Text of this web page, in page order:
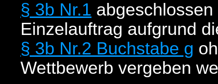
§ 3b Nr.1
Einzelauftrag aufgrund
§ 3b Nr.2 Buchstabe g
Wettbewerb vergeben